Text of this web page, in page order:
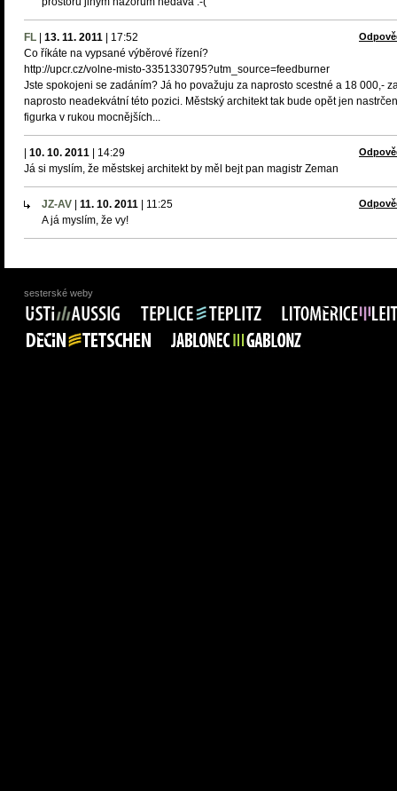
FL 13. 11. 2011 17:52
Co říkáte na vypsané výběrové řízení?
http://upcr.cz/volne-misto-3351330795?utm_source=feedburner
Jste spokojeni se zadáním? Já ho považuju za naprosto scestné a 18 000,-
naprosto neadekvátní této pozici. Městský architekt tak bude opět jen
figurka v rukou mocnějších...
10. 10. 2011 14:29
Já si myslím, že městskej architekt by měl bejt pan magistr Zeman
JZ-AV 11. 10. 2011 11:25
A já myslím, že vy!
sesterské weby